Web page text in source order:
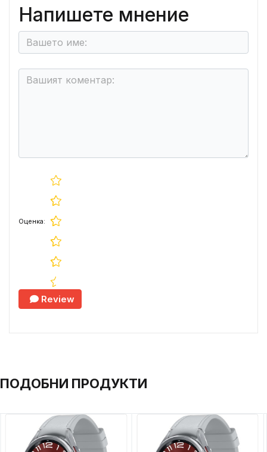
Напишете мнение
Оценка:
Review
ПОДОБНИ ПРОДУКТИ